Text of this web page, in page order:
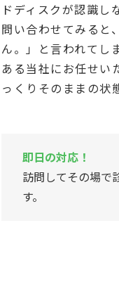
ドディスクが認識し
問い合わせてみると
ん。」と言われてし
ある当社にお任せい
っくりそのままの状
即日の対応！
訪問してその場で
す。